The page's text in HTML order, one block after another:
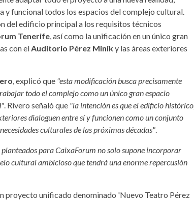
funcional todos los espacios del complejo cultural.
del edificio principal a los requisitos técnicos
Tenerife , así como la unificación en un único gran
con el Auditorio Pérez Miniky las áreas exteriores
, explicó que "esta modificación busca precisamente
todo el complejo como un único gran espacio
. Rivero señaló que "la intención es que el edificio histórico,
dialoguen entre sí y funcionen como un conjunto
culturales de las próximas décadas"
para CaixaForum no solo supone incorporar
cultural ambicioso que tendrá una enorme repercusión
proyecto unificado denominado 'Nuevo Teatro Pérez